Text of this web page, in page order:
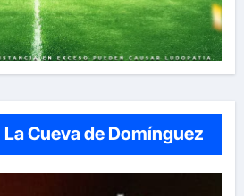
Cueva de Domínguez